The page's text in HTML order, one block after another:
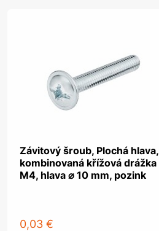
Závitový šroub, Plochá hlava,
kombinovaná křížová drážka
M4, hlava ⌀ 10 mm, pozink
0,03 €